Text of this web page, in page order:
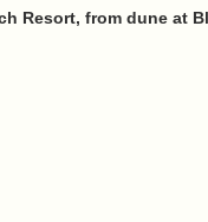
Resort, from dune at